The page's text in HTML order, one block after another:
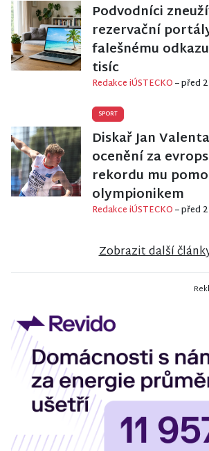
Podvodníci
rezervační
falešnému
tisíc
Redakce iÚSTECKO– před
SPORT
Diskař Jan
ocenění za
rekordu mu
olympionikem
Redakce iÚSTECKO– před
Zobrazit další